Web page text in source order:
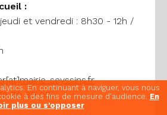
En continuant à naviguer, vous nous
à des fins de mesure d'audience. En
plus ou s'opposer
:
et vendredi : 8h30 - 12h /
seyssins.fr
70 39 00